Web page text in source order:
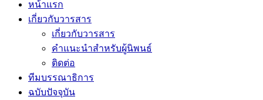
หน้าแรก
เกี่ยวกับวารสาร
เกี่ยวกับวารสาร
คำแนะนำสำหรับผู้นิพนธ์
ติดต่อ
ทีมบรรณาธิการ
ฉบับปัจจุบัน